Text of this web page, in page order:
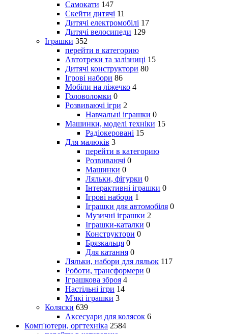
Самокати 147
Скейти дитячі 11
Дитячі електромобілі 17
Дитячі велосипеди 129
Іграшки 352
перейти в категорию
Автотреки та залізниці 15
Дитячі конструктори 80
Ігрові набори 86
Мобіли на ліжечко 4
Головоломки 0
Розвиваючі ігри 2
Навчальні іграшки 0
Машинки, моделі техніки 15
Радіокеровані 15
Для малюків 3
перейти в категорию
Розвиваючі 0
Машинки 0
Ляльки, фігурки 0
Інтерактивні іграшки 0
Ігрові набори 1
Іграшки для автомобіля 0
Музичні іграшки 2
Іграшки-каталки 0
Конструктори 0
Брязкальця 0
Для катання 0
Ляльки, набори для ляльок 117
Роботи, трансформери 0
Іграшкова зброя 4
Настільні ігри 14
М'які іграшки 3
Коляски 639
Аксесуари для колясок 6
Комп'ютери, оргтехніка 2584